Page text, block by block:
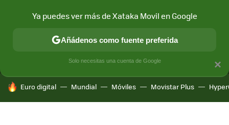
MÓVIL Y SOCIEDAD APLICACIONES
HOY SE HABLA DE
Euro digital Mundial Móviles Movistar Plus
×
Ya puedes ver más de Xataka Movil en Google
Añádenos como fuente preferida
Solo necesitas una cuenta de Google